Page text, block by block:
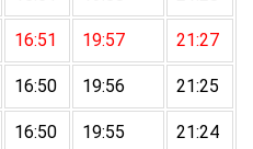
16:51 19:57 21:27
16:50 19:56 21:25
16:50 19:55 21:24